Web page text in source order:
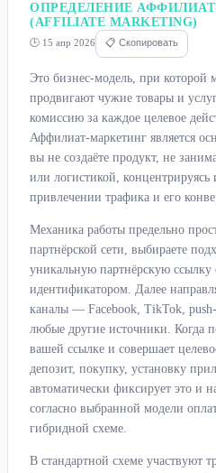
ОПРЕДЕЛЕНИЕ
(AFFILIATE MARKETING)
🕒 15 апр 2026 📋 Скопировать
Это бизнес-модель, при которой
продвигают чужие товары и
комиссию за каждое целевое
Аффилиат-маркетинг является
вы не создаёте продукт, не
или логистикой, концентрируясь
привлечении трафика и его
Механика работы предельно
партнёрской сети, выбираете
уникальную партнёрскую ссылку
идентификатором. Далее
каналы — Facebook, TikTok,
любые другие источники. Когда
вашей ссылке и совершает
депозит, покупку, установку
автоматически фиксирует это и
согласно выбранной модели
гибридной схеме.
В стандартной схеме участвуют